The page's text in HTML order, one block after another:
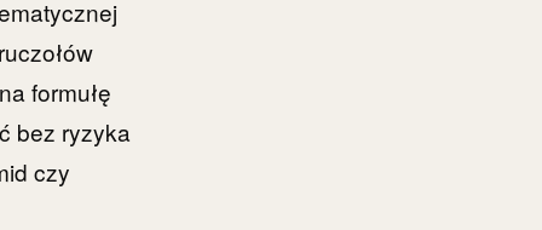
formułę
bez ryzyka
czy